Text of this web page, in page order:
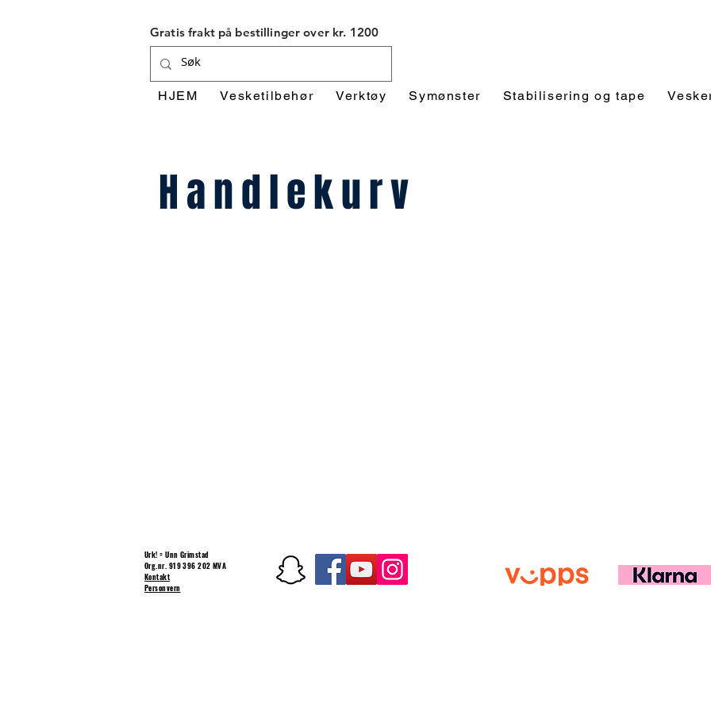
Gratis frakt på bestillinger over kr. 1200
HJEM Vesketilbehør Verktøy Symønster Stabilisering og tape
Handlekurv
Urk! = Unn Grimstad
Org.nr. 919 396 202 MVA
Kontakt
Personvern